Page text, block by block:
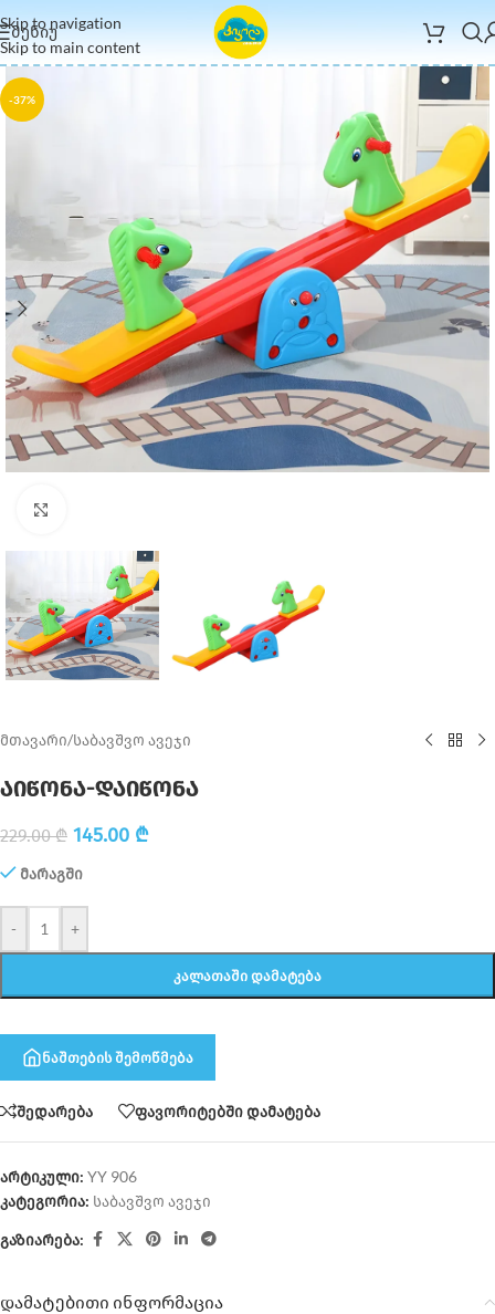
Skip to navigation
Skip to main content
ᲛᲔᲜᲘᲣ
-37%
მთავარი/საბავშვო ავეჯი
აიწონა-დაიწონა
229.00₾ 145.00 ₾
მარაგში
- +
ᲙᲐᲚᲐᲗᲐᲨᲘ ᲓᲐᲛᲐᲢᲔᲑᲐ
ნაშთების შემოწმება
შედარება ფავორიტებში დამატება
არტიკული: YY 906
კატეგორია: საბავშვო ავეჯი
გაზიარება:
დამატებითი ინფორმაცია